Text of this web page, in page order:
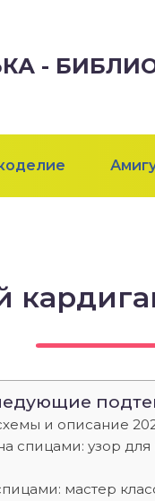
-
и описание
спицами: узор
мастер